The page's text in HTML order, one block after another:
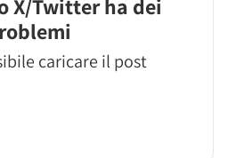
X/Twitter ha dei
caricare il post